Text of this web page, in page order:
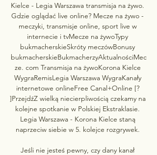
Kielce - Legia Warszawa transmisja na żywo.
Gdzie oglądać live online? Mecze na żywo -
meczyki, transmisje online, sport live w
internecie i tvMecze na żywoTypy
bukmacherskieSkróty meczówBonusy
bukmacherskieBukmacherzyAktualnościMec
ze. com ﻿Transmisja na żywoKorona Kielce
WygraRemisLegia Warszawa WygraKanały
internetowe onlineFree Canal+Online [?
]PrzejdźZ wielką niecierpliwością czekamy na
kolejne spotkanie w Polskiej Ekstraklasie.
Legia Warszawa - Korona Kielce staną
naprzeciw siebie w 5. kolejce rozgrywek.
Jeśli nie jesteś pewny, czy dany kanał